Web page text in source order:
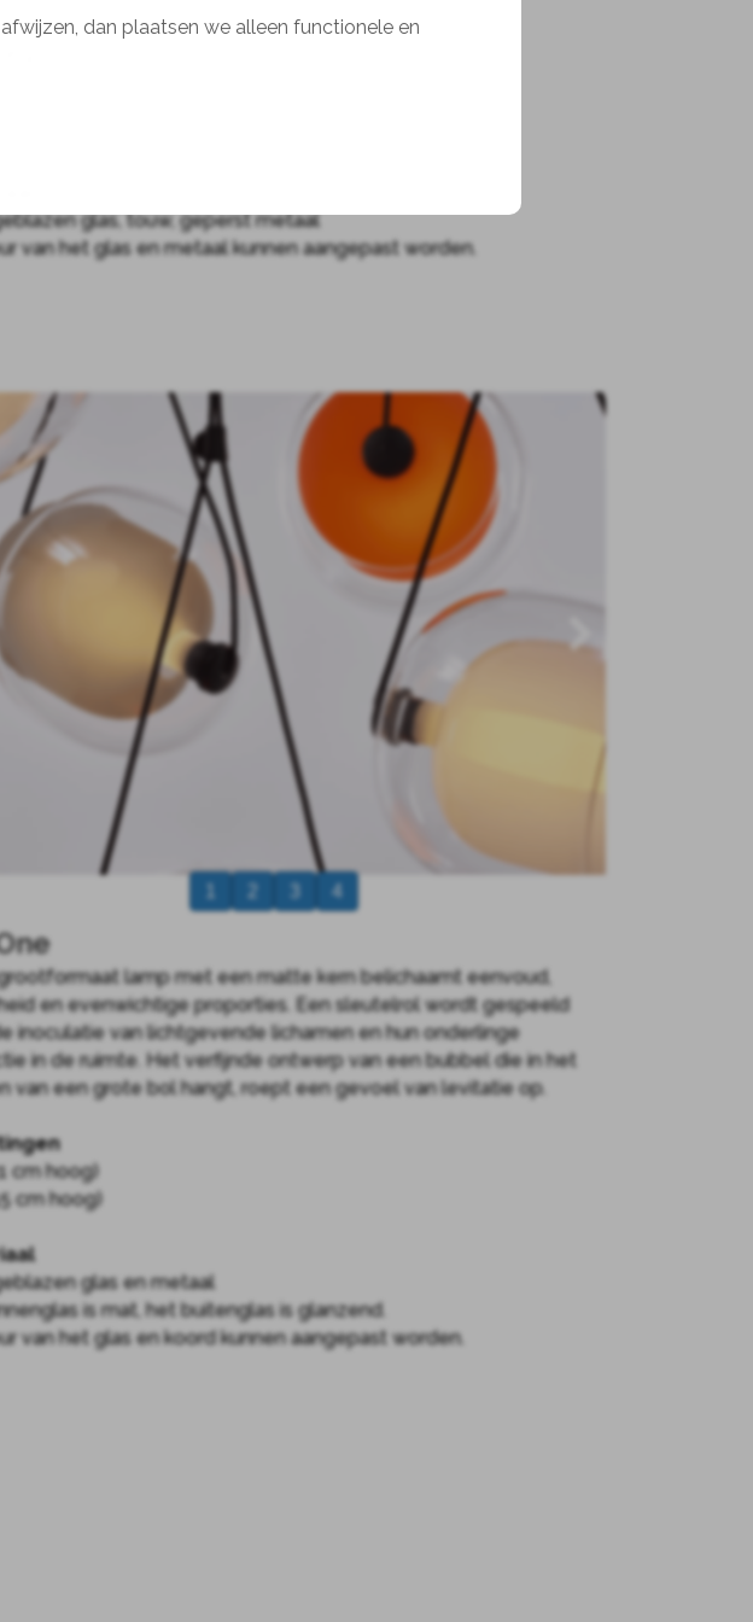
glas, touw, geperst metaal
van het glas en metaal kunnen aangepast worden.
4
grootformaat lamp met een matte kern belichaamt eenvoud,
en evenwichtige proporties. Een sleutelrol wordt gespeeld
inoculatie van lichtgevende lichamen en hun onderlinge
in de ruimte. Het verfijnde ontwerp van een bubbel die in het
van een grote bol hangt, roept een gevoel van levitatie op.
cm hoog)
cm hoog)
glas en metaal
is mat, het buitenglas is glanzend.
van het glas en koord kunnen aangepast worden.
dan plaatsen we alleen functionele en